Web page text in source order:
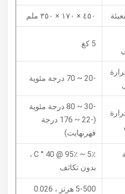
٤٥٠ × ١٧٠ × ٣٥٠ ملم
-20 ~ 70 درجة مئوية
-30 ~ 80 درجة مئوية
(-22 ~ 176 درجة
فهرنهايت)
5٪ ~ 95٪ @ 40 ° C ،
بدون تكاثف
5-500 هرتز ، 0.026